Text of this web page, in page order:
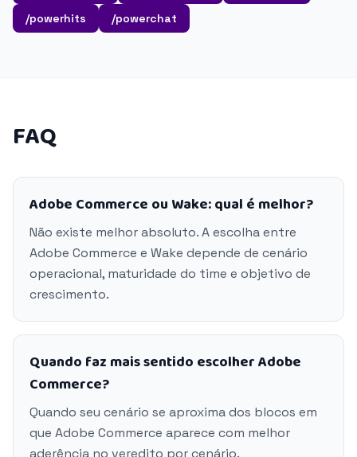
/powerhits /powerchat
FAQ
Adobe Commerce ou Wake: qual é melhor?
Não existe melhor absoluto. A escolha entre
Adobe Commerce e Wake depende de cenário
operacional, maturidade do time e objetivo de
crescimento.
Quando faz mais sentido escolher Adobe
Commerce?
Quando seu cenário se aproxima dos blocos em
que Adobe Commerce aparece com melhor
aderência no veredito por cenário.